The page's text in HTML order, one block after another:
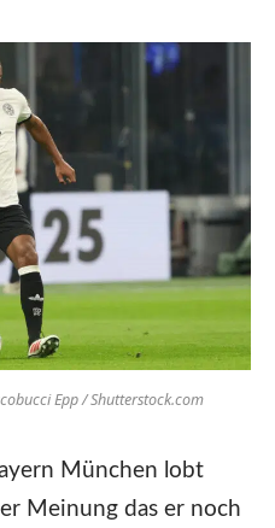
Epp / Shutterstock.com
München lobt
Meinung das er noch